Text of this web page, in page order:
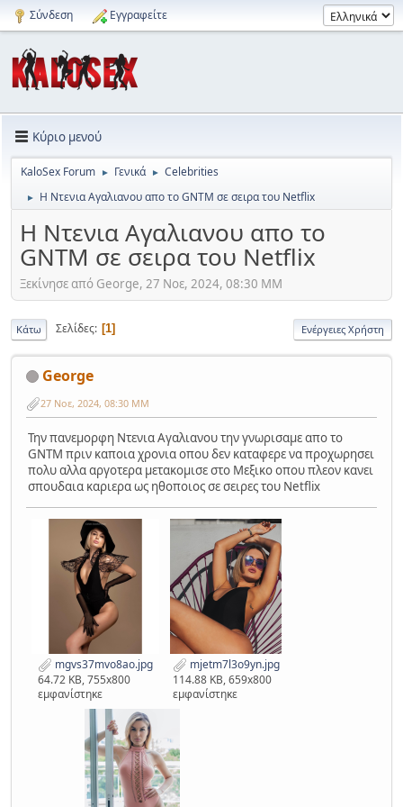
Σύνδεση Εγγραφείτε
Κύριο μενού
KaloSex Forum ► Γενικά ► Celebrities
► Η Ντενια Αγαλιανου απο το GNTM σε σειρα του Netflix
Η Ντενια Αγαλιανου απο το
GNTM σε σειρα του Netflix
Ξεκίνησε από George, 27 Νοε, 2024, 08:30 ΜΜ
Κάτω Σελίδες 1 Ενέργειες Χρήστη
George
27 Νοε, 2024, 08:30 ΜΜ
Την πανεμορφη Ντενια Αγαλιανου την γνωρισαμε απο το
GNTM πριν καποια χρονια οπου δεν καταφερε να προχωρησει
πολυ αλλα αργοτερα μετακομισε στο Μεξικο οπου πλεον κανει
σπουδαια καριερα ως ηθοποιος σε σειρες του Netflix
mgvs37mvo8ao.jpg
64.72 KB, 755x800
εμφανίστηκε
mjetm7l3o9yn.jpg
114.88 KB, 659x800
εμφανίστηκε